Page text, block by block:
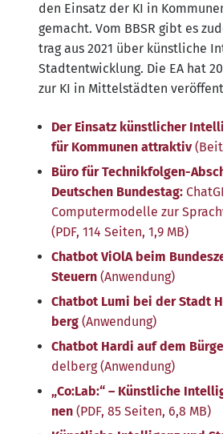
den Ein­satz der KI in
gemacht. Vom BBSR gibt es
trag aus 2021 über künst­li­che
Stadt­ent­wick­lung. Die EA hat
zur KI in Mit­tel­städ­ten
Der Ein­satz künst­li­cher
für Kom­mu­nen attrak­tiv
Büro für Tech­nik­fol­gen-
Deut­schen Bun­des­tag:
Com­pu­ter­mo­del­le zur
(PDF, 114 Sei­ten, 1,9 MB)
Chat­bot ViO­lA beim
Steu­ern (Anwen­dung)
Chat­bot Lumi bei der Stadt
berg (Anwen­dung)
Chat­bot Har­di auf dem
del­berg (Anwen­dung)
„Co:Lab:“ – Künst­li­che
nen (PDF, 85 Sei­ten, 6,8 MB)